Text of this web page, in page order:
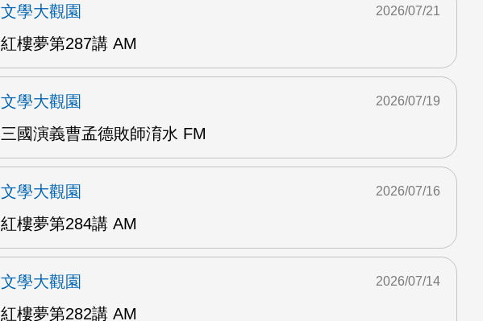
文學大觀園
紅樓夢第287講 AM
2026/07/21
文學大觀園
三國演義曹孟德敗師淯水 FM
2026/07/19
文學大觀園
紅樓夢第284講 AM
2026/07/16
文學大觀園
紅樓夢第282講 AM
2026/07/14